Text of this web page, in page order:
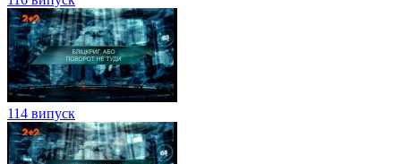
114 випуск